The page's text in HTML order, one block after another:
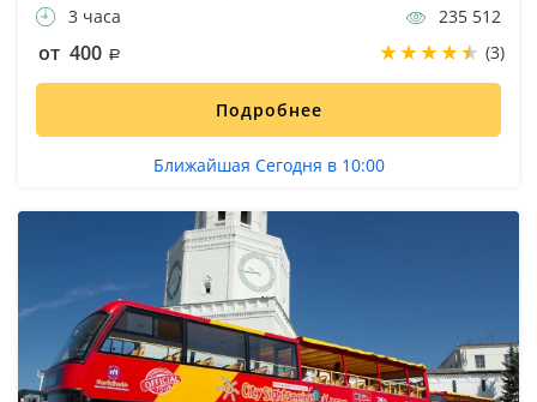
3 часа
235 512
от 400 (3)
Подробнее
Ближайшая Сегодня в 10:00